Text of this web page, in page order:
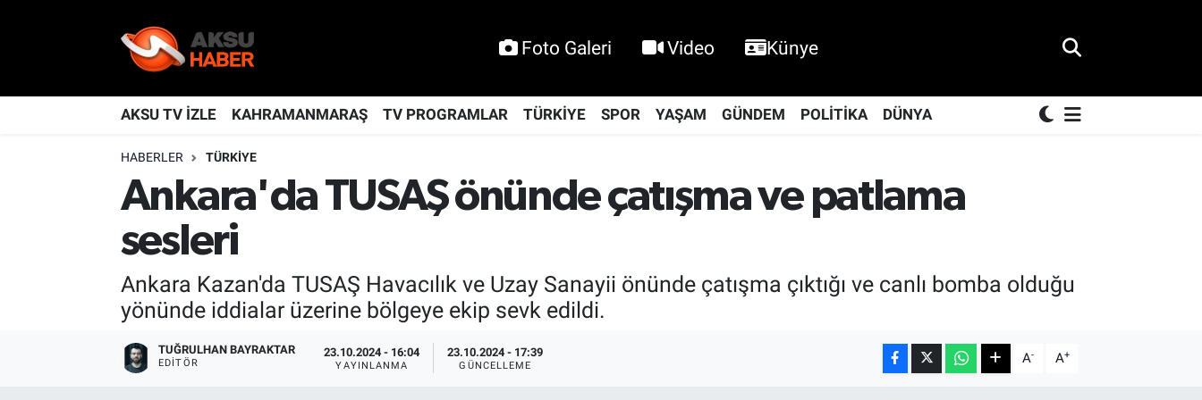
Foto Galeri Video Künye
AKSU TV İZLE KAHRAMANMARAŞ TV PROGRAMLAR TÜRKİYE SPOR YAŞAM GÜNDEM POLİTİKA DÜNYA
HABERLER TÜRKİYE
Ankara'da TUSAŞ önünde çatışma ve patlama
sesleri
Ankara Kazan'da TUSAŞ Havacılık ve Uzay Sanayii önünde çatışma çıktığı ve canlı bomba olduğu
yönünde iddialar üzerine bölgeye ekip sevk edildi.
TUĞRULHAN BAYRAKTAR
EDITÖR
23.10.2024 - 16:04
YAYINLANMA
23.10.2024 - 17:39
GÜNCELLEME A- A+
KAHRAMANMARAŞ
Nöbetçi Eczaneler
Hava Durumu
Kahramanmaraş Namaz Vakitleri
Trafik Durumu
TFF 2.Lig Kırmızı Grup Puan Durumu ve Fikstür
Tüm Manşetler
Son Dakika Haberleri